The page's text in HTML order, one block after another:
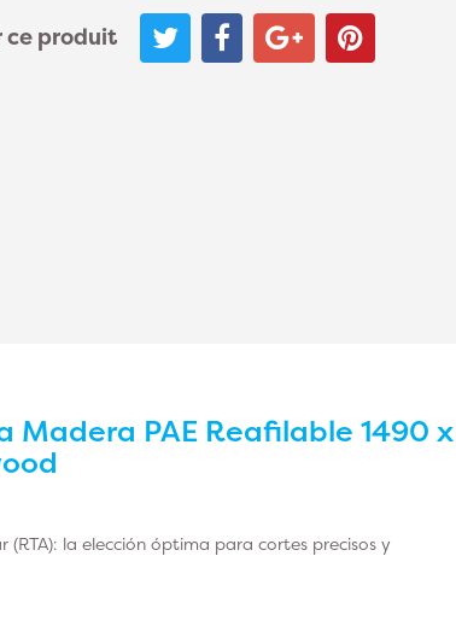
ce produit
Madera PAE Reafilable 1490 x
la elección óptima para cortes precisos y